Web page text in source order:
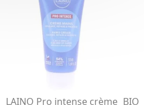
LAINO Pro intense crème